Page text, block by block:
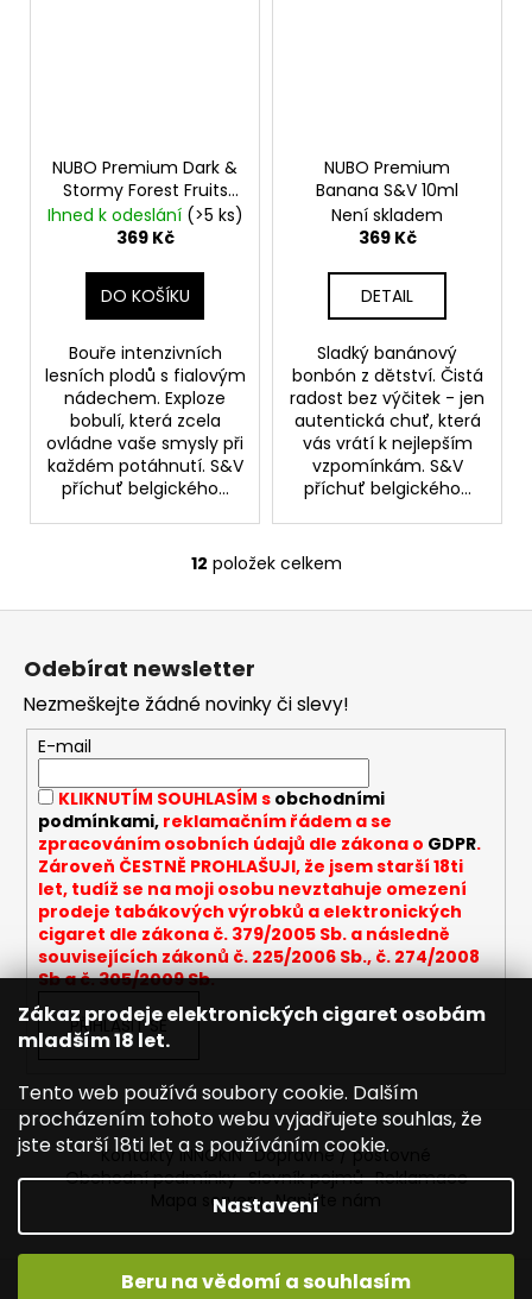
Zákaz prodeje elektronických cigaret osobám
mladším 18 let.
Tento web používá soubory cookie. Dalším
procházením tohoto webu vyjadřujete souhlas, že
jste starší 18ti let a s používáním cookie.
Nastavení
Beru na vědomí a souhlasím
NUBO Premium Dark &
Stormy Forest Fruits
S&V 10mlChladivá
malina s ostružinami a
Ihned k odeslání (>5 ks)
369 Kč
DO KOŠÍKU
Bouře intenzivních
lesních plodů s fialovým
nádechem. Exploze
bobulí, která zcela
ovládne vaše smysly při
každém potáhnutí. S&V
příchuť belgického...
NUBO Premium
Banana S&V 10ml
Není skladem
369 Kč
DETAIL
Sladký banánový
bonbón z dětství. Čistá
radost bez výčitek - jen
autentická chuť, která
vás vrátí k nejlepším
vzpomínkám. S&V
příchuť belgického...
O
v
a
c
í
p
r
v
k
y
v
ý
p
s
12 položek celkem
Odebírat newsletter
Nezmeškejte žádné novinky či slevy!
E-mail
KLIKNUTÍM SOUHLASÍM s obchodními
podmínkami,reklamačním řádem a se
zpracováním osobních údajů dle zákona o GDPR.
Zároveň ČESTNĚ PROHLAŠUJI, že jsem starší 18ti
let, tudíž se na moji osobu nevztahuje omezení
prodeje tabákových výrobků a elektronických
cigaret dle zákona č. 379/2005 Sb. a následně
souvisejících zákonů č. 225/2006 Sb., č. 274/2008
Sb a č. 305/2009 Sb.
PŘIHLÁSIT SE
Kontakty INNOKIN Dopravné / poštovné
Obchodní podmínky Slovník pojmů Reklamace
Mapa serveru Napište nám
Vytvořil Shoptet